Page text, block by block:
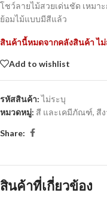
โชว์ลายไม้สวยเด่นชัด เหมา
ย้อมไม้แบบมีสีแล้ว
สินค้านี้หมดจากคลังสินค้า ไ
Add to wishlist
รหัสสินค้า:ไม่ระบุ
หมวดหมู่: สี และเคมีภัณฑ์, สี
Share:
สินค้าที่เกี่ยวข้อง